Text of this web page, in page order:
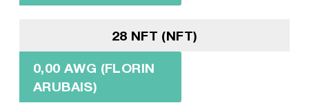
28 NFT (NFT)
0,00 AWG (FLORIN
ARUBAIS)